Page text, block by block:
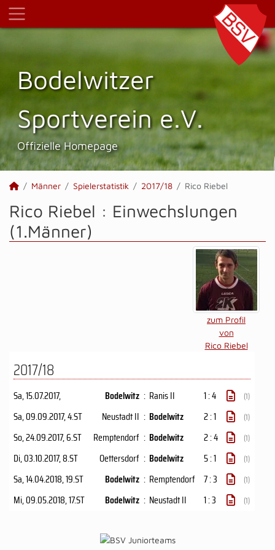
Bodelwitzer
Sportverein e.V.
Offizielle Homepage
Männer Spielerstatistik 2017/18 Rico Riebel
Rico Riebel : Einwechslungen
(1.Männer)
zum Profil
von
Rico Riebel
2017/18
Sa, 15.07.2017, Bodelwitz : Ranis II 1 : 4 (1)
Sa, 09.09.2017, 4.ST Neustadt II : Bodelwitz 2 : 1 (1)
So, 24.09.2017, 6.ST Remptendorf : Bodelwitz 2 : 4 (1)
Di, 03.10.2017, 8.ST Oettersdorf : Bodelwitz 5 : 1 (1)
Sa, 14.04.2018, 19.ST Bodelwitz : Remptendorf 7 : 3 (1)
Mi, 09.05.2018, 17.ST Bodelwitz : Neustadt II 1 : 3 (1)